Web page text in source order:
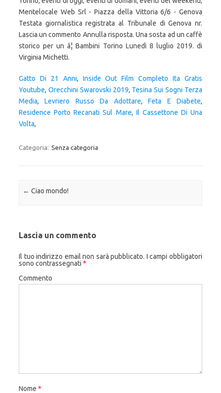
Gatto Di 21 Anni, Inside Out Film Completo Ita Gratis
Youtube, Orecchini Swarovski 2019, Tesina Sui Sogni Terza
Media,Levriero Russo Da Adottare,Feta E Diabete,
Residence Porto Recanati Sul Mare, Il Cassettone Di Una
Volta,
Categoria: Senza categoria
Navigazione articolo
← Ciao mondo!
Lascia un commento
Il tuo indirizzo email non sarà pubblicato. I campi obbligatori
sono contrassegnati *
Commento
Nome *